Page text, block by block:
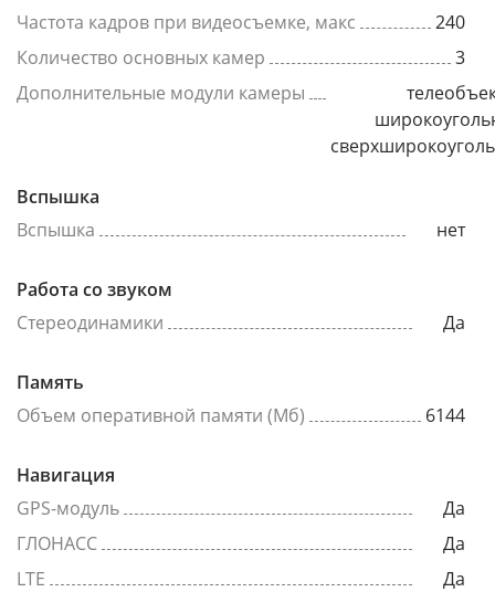
Частота кадров при видеосъемке, макс
240
Количество основных камер
3
Дополнительные модули камеры
Вспышка
Вспышка
нет
Работа со звуком
Стереодинамики
Да
Память
Объем оперативной памяти (Мб)
6144
Навигация
GPS-модуль
Да
ГЛОНАСС
Да
LTE
Да